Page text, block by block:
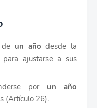
un año desde la
ajustarse a sus
por un año
(Artículo 26).